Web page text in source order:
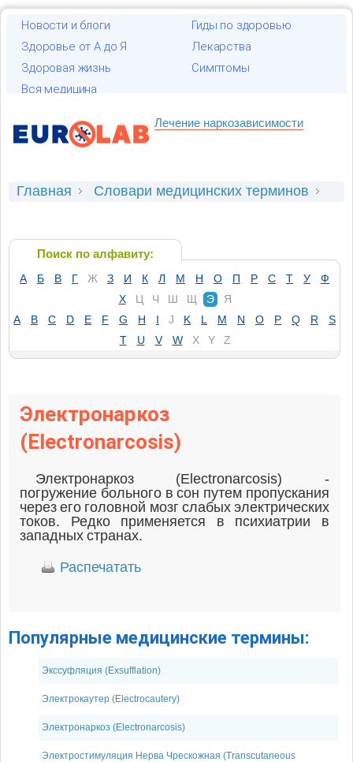
Новости и блоги
Гиды по здоровью
Здоровье от А до Я
Лекарства
Здоровая жизнь
Симптомы
Вся медицина
Лечение наркозависимости
Главная
Словари медицинских терминов
Поиск по алфавиту:
А Б В Г Ж З И К Л М Н О П Р С Т У
Ф
Х
Ц Ч Ш Щ Э
Я
A
B C D E F G H I J K L M N O P Q R
S
T
U V W X Y Z
Электронаркоз
(Electronarcosis)
Электронаркоз (Electronarcosis) -
погружение больного в сон путем пропускания
через его головной мозг слабых электрических
токов. Редко применяется в психиатрии в
западных странах.
Распечатать
Популярные медицинские термины:
Экссуфляция (Exsufflation)
Электрокаутер (Electrocautery)
Электронаркоз (Electronarcosis)
Электростимуляция Нерва Чрескожная (Transcutaneous